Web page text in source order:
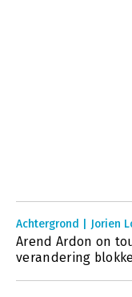
Achtergrond | Jorien
Arend Ardon on
verandering